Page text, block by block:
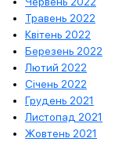
Травень 2022
Квітень 2022
Березень 2022
Лютий 2022
Січень 2022
Грудень 2021
Листопад 2021
Жовтень 2021